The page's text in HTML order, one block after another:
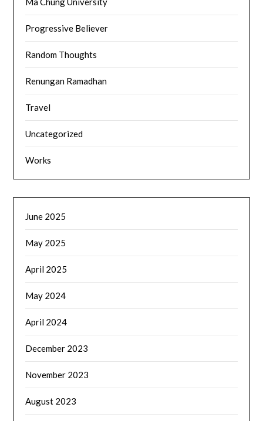
Progressive Believer
Random Thoughts
Renungan Ramadhan
Travel
Uncategorized
Works
June 2025
May 2025
April 2025
May 2024
April 2024
December 2023
November 2023
August 2023